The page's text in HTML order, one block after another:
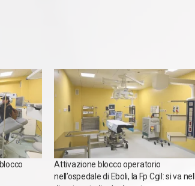
Attivazione blocco operatorio
nell’ospedale di Eboli, la Fp Cgil: si va